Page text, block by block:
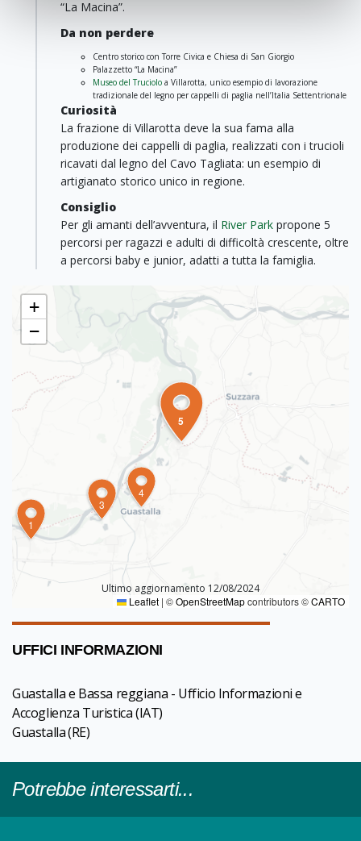
“La Macina”.
Da non perdere
Centro storico con Torre Civica e Chiesa di San Giorgio
Palazzetto “La Macina”
Museo del Truciolo a Villarotta, unico esempio di lavorazione
tradizionale del legno per cappelli di paglia nell’Italia Settentrionale
Curiosità
La frazione di Villarotta deve la sua fama alla
produzione dei cappelli di paglia, realizzati con i trucioli
ricavati dal legno del Cavo Tagliata: un esempio di
artigianato storico unico in regione.
Consiglio
Per gli amanti dell’avventura, il River Park propone 5
percorsi per ragazzi e adulti di difficoltà crescente, oltre
a percorsi baby e junior, adatti a tutta la famiglia.
1
3
4
5
+
−
Leaflet | ©OpenStreetMapcontributors ©CARTO
Ultimo aggiornamento 12/08/2024
UFFICI INFORMAZIONI
Guastalla e Bassa reggiana - Ufficio Informazioni e
Accoglienza Turistica (IAT)
Guastalla(RE)
Potrebbe interessarti...